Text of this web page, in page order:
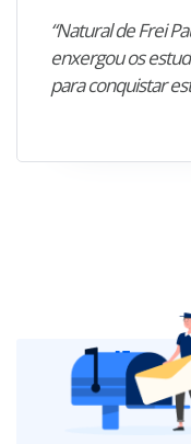
“Natural de Frei
enxergou os
para conquistar